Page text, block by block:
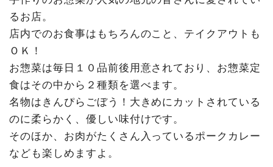
るお店。
店内でのお食事はもちろんのこと、テイクアウトも
ＯＫ！
お惣菜は毎日１０品前後用意されており、お惣菜定
食はその中から２種類を選べます。
名物はきんぴらごぼう！大きめにカットされている
のに柔らかく、優しい味付けです。
そのほか、お肉がたくさん入っているポークカレー
なども楽しめますよ。